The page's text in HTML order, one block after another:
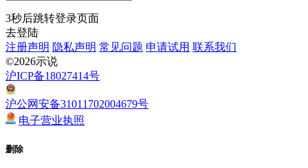
3秒后跳转登录页面
去登陆
注册声明 隐私声明 常见问题 申请试用 联系我们
©2026示说
沪ICP备18027414号
沪公网安备31011702004679号
电子营业执照
删除